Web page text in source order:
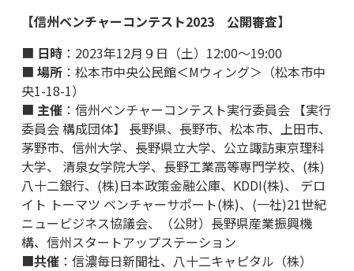
【信州ベンチャーコンテスト2023 公開審査】
■ 日時：2023年12月９日（土）12:00～19:00
■ 場所：松本市中央公民館＜Mウィング＞（松本市中
央1-18-1）
■ 主催：信州ベンチャーコンテスト実行委員会 【実行
委員会 構成団体】 長野県、長野市、松本市、上田市、
茅野市、信州大学、長野県立大学、公立諏訪東京理科
大学、 清泉女学院大学、長野工業高等専門学校、(株)
八十二銀行、(株)日本政策金融公庫、KDDI(株)、 デロ
イト トーマツ ベンチャーサポート(株)、(一社)21世紀
ニュービジネス協議会、（公財）長野県産業振興機
構、信州スタートアップステーション
■共催：信濃毎日新聞社、八十二キャピタル（株）